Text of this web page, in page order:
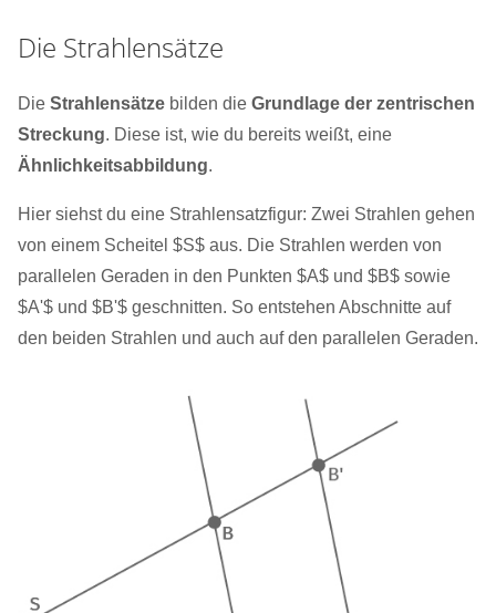
Die Strahlensätze
Die Strahlensätze bilden die Grundlage der zentrischen
Streckung. Diese ist, wie du bereits weißt, eine
Ähnlichkeitsabbildung.
Hier siehst du eine Strahlensatzfigur: Zwei Strahlen gehen
von einem Scheitel $S$ aus. Die Strahlen werden von
parallelen Geraden in den Punkten $A$ und $B$ sowie
$A'$ und $B'$ geschnitten. So entstehen Abschnitte auf
den beiden Strahlen und auch auf den parallelen Geraden.